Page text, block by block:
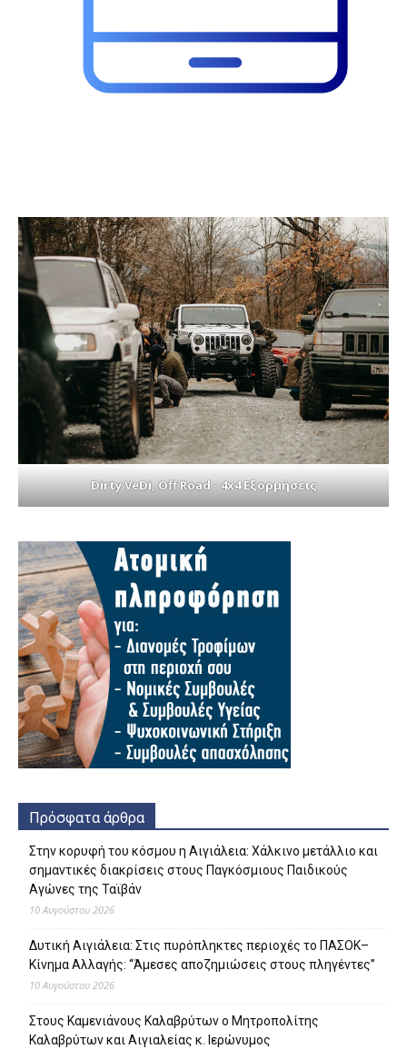
Dirty VeDi, Off Road - 4x4 Εξορμήσεις
Πρόσφατα άρθρα
Στην κορυφή του κόσμου η Αιγιάλεια: Χάλκινο μετάλλιο και
σημαντικές διακρίσεις στους Παγκόσμιους Παιδικούς
Αγώνες της Ταϊβάν
10 Αυγούστου 2026
Δυτική Αιγιάλεια: Στις πυρόπληκτες περιοχές το ΠΑΣΟΚ–
Κίνημα Αλλαγής: “Άμεσες αποζημιώσεις στους πληγέντες”
10 Αυγούστου 2026
Στους Καμενιάνους Καλαβρύτων ο Μητροπολίτης
Καλαβρύτων και Αιγιαλείας κ. Ιερώνυμος